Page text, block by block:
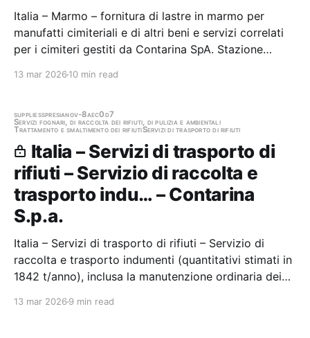
Italia – Marmo – fornitura di lastre in marmo per
manufatti cimiteriali e di altri beni e servizi correlati
per i cimiteri gestiti da Contarina SpA. Stazione
13 mar 2026 10 min read
suppliesspresianov-8aec0d7
Servizi fognari, di raccolta dei rifiuti, di pulizia e ambientali
Trattamento e smaltimento dei rifiutiServizi di trasporto di rifiuti
Italia – Servizi di trasporto di
rifiuti – Servizio di raccolta e
trasporto indu… – Contarina
S.p.a.
Italia – Servizi di trasporto di rifiuti – Servizio di
raccolta e trasporto indumenti (quantitativi stimati in
1842 t/anno), inclusa la manutenzione ordinaria dei
13 mar 2026 9 min read